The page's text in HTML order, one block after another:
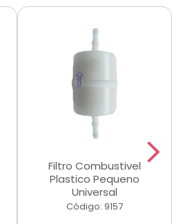
Filtro Combustivel
Plastico Pequeno
Universal
Código: 9157